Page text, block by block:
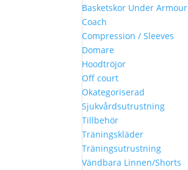
Basketskor Under Armour
Coach
Compression / Sleeves
Domare
Hoodtröjor
Off court
Okategoriserad
Sjukvårdsutrustning
Tillbehör
Träningskläder
Träningsutrustning
Vändbara Linnen/Shorts